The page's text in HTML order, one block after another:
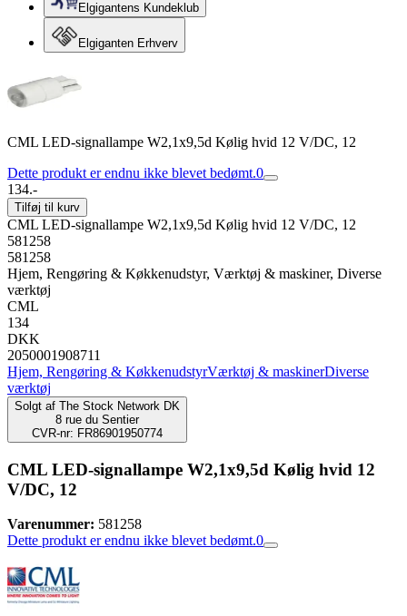
Elgigantens Kundeklub
Elgiganten Erhverv
CML LED-signallampe W2,1x9,5d Kølig hvid 12 V/DC, 12
Dette produkt er endnu ikke blevet bedømt.0
134.-
Tilføj til kurv
CML LED-signallampe W2,1x9,5d Kølig hvid 12 V/DC, 12
581258
581258
Hjem, Rengøring & Køkkenudstyr, Værktøj & maskiner, Diverse
værktøj
CML
134
DKK
2050001908711
Hjem, Rengøring & KøkkenudstyrVærktøj & maskinerDiverse
værktøj
Solgt af The Stock Network DK
8 rue du Sentier
CVR-nr: FR86901950774
CML LED-signallampe W2,1x9,5d Kølig hvid 12
V/DC, 12
Varenummer: 581258
Dette produkt er endnu ikke blevet bedømt.0